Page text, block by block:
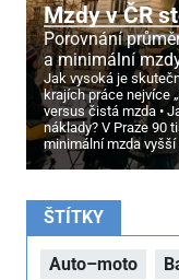
Mzdy v ČR
Porovnání
a minimální
Jak vysoká je
krajích práce nejvíce
versus čistá mzda
náklady? V Praze 90
minimální mzda vyšší
ŠTÍTKY
Auto–moto